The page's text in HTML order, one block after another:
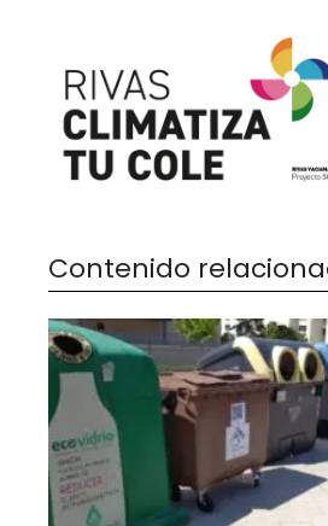
Contenido